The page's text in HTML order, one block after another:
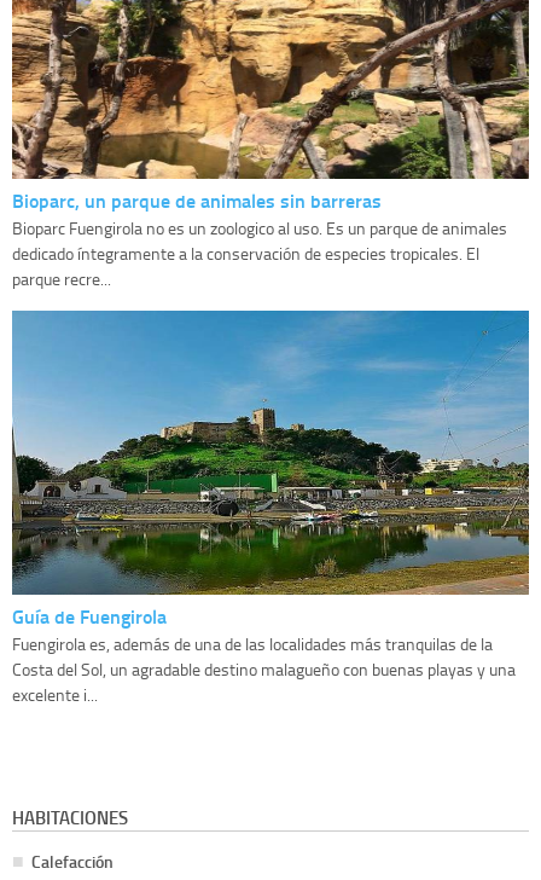
Bioparc, un parque de animales sin barreras
Bioparc Fuengirola no es un zoologico al uso. Es un parque de animales
dedicado íntegramente a la conservación de especies tropicales. El
parque recre...
Guía de Fuengirola
Fuengirola es, además de una de las localidades más tranquilas de la
Costa del Sol, un agradable destino malagueño con buenas playas y una
excelente i...
HABITACIONES
Calefacción